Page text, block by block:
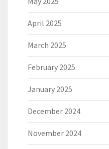
April 2025
March 2025
February 2025
January 2025
December 2024
November 2024